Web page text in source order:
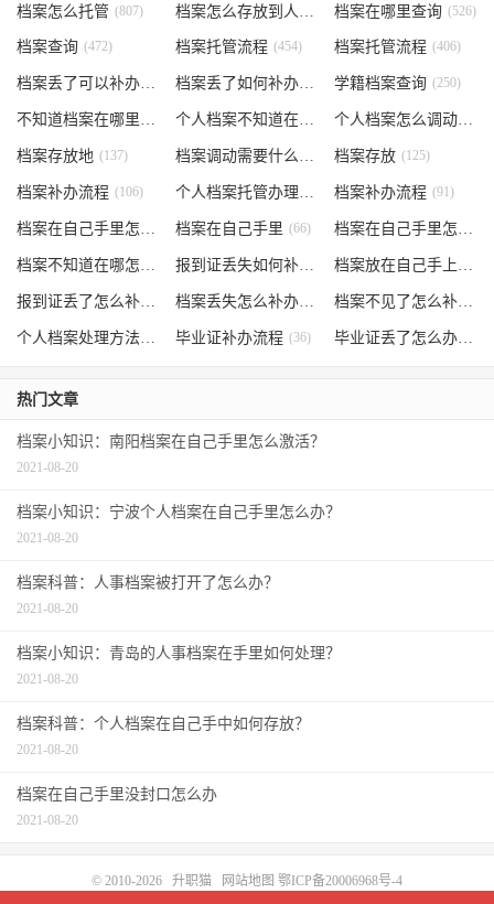
档案怎么托管 (807) (535)
档案在哪里查询 (526)
档案查询 (472) 档案托管流程 (454) 档案托管流程 (406)
档案丢了可以补办吗 (371) 档案丢了如何补办 学籍档案查询 (250)
不知道档案在哪里 个人档案不知道在哪儿 (191) 个人档案怎么调动
档案存放地 (137) 档案调动需要什么手续 (130)
档案存放 (125)
档案补办流程 (106) 个人档案托管办理流程 (102)
档案补办流程 (91)
档案在自己手里怎么办 (85)
档案在自己手里 (66) 档案在自己手里怎么处理
档案不知道在哪怎么办 (62) 报到证丢失如何补办 (54) 档案放在自己手上
报到证丢了怎么补办 (52) 档案丢失怎么补办 档案不见了怎么补办
毕业证补办流程 (36) 毕业证丢了怎么办
热门文章
档案小知识：南阳档案在自己手里怎么激活？
2021-08-20
档案小知识：宁波个人档案在自己手里怎么办？
2021-08-20
档案科普：人事档案被打开了怎么办？
2021-08-20
档案小知识：青岛的人事档案在手里如何处理？
2021-08-20
档案科普：个人档案在自己手中如何存放？
2021-08-20
档案在自己手里没封口怎么办
2021-08-20
© 2010-2026 升职猫 网站地图 鄂ICP备20006968号-4